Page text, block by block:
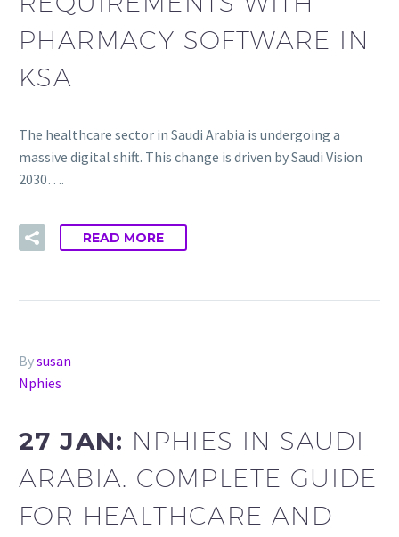
PHARMACY SOFTWARE IN
KSA
The healthcare sector in Saudi Arabia is undergoing a
massive digital shift. This change is driven by Saudi Vision
2030….
READ MORE
Bysusan
Nphies
27 JAN: NPHIES IN SAUDI
ARABIA. COMPLETE GUIDE
FOR HEALTHCARE AND